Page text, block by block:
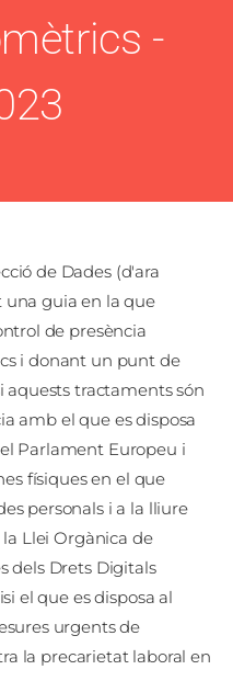
-
de Dades (d'ara
una guia en la que
de presència
i donant un punt de
aquests tractaments són
amb el que es disposa
Parlament Europeu i
físiques en el que
personals i a la lliure
Llei Orgànica de
dels Drets Digitals
el que es disposa al
urgents de
la precarietat laboral en